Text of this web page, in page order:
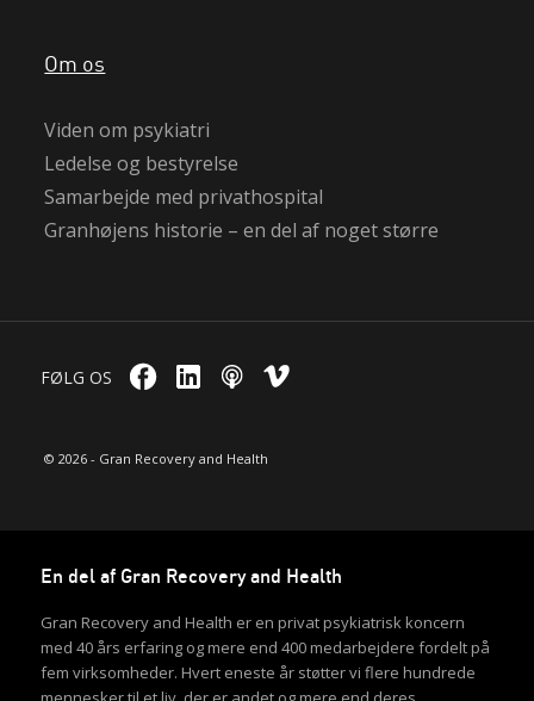
Om os
Viden om psykiatri
Ledelse og bestyrelse
Samarbejde med privathospital
Granhøjens historie – en del af noget større
FØLG OS
© 2026 - Gran Recovery and Health
En del af Gran Recovery and Health
Gran Recovery and Health er en privat psykiatrisk koncern
med 40 års erfaring og mere end 400 medarbejdere fordelt på
fem virksomheder. Hvert eneste år støtter vi flere hundrede